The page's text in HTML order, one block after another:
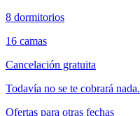
8 dormitorios
16 camas
Cancelación gratuita
Todavía no se te cobrará nada.
Ofertas para otras fechas